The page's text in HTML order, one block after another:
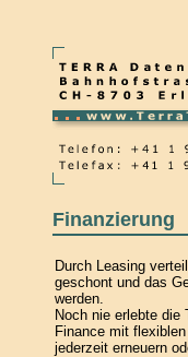
Finanzierung
Durch Leasing
geschont und das
werden.
Noch nie erlebte die
Finance mit
jederzeit erneuern